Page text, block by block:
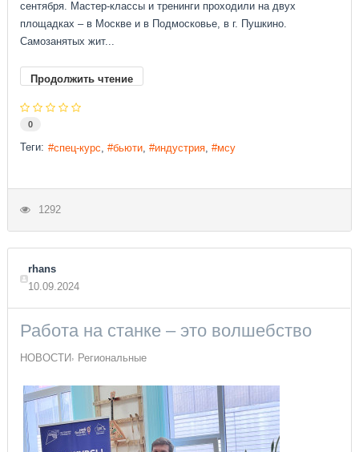
сентября. Мастер-классы и тренинги проходили на двух
площадках – в Москве и в Подмосковье, в г. Пушкино.
Самозанятых жит...
Продолжить чтение
0
Теги: спец-курс бьюти индустрия мсу
1292
rhans
10.09.2024
Работа на станке – это волшебство
НОВОСТИ Региональные